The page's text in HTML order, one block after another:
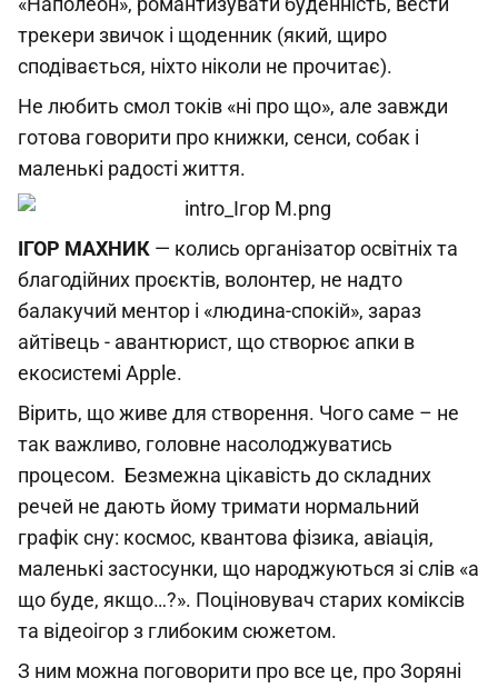
трекери звичок і щоденник (який, щиро
сподівається, ніхто ніколи не прочитає).
Не любить смол токів «ні про що», але завжди
готова говорити про книжки, сенси, собак і
маленькі радості життя.
ІГОР МАХНИК — колись організатор освітніх та
благодійних проєктів, волонтер, не надто
балакучий ментор і «людина-спокій», зараз
айтівець - авантюрист, що створює апки в
екосистемі Apple.
Вірить, що живе для створення. Чого саме – не
так важливо, головне насолоджуватись
процесом. Безмежна цікавість до складних
речей не дають йому тримати нормальний
графік сну: космос, квантова фізика, авіація,
маленькі застосунки, що народжуються зі слів «а
що буде, якщо…?». Поціновувач старих коміксів
та відеоігор з глибоким сюжетом.
З ним можна поговорити про все це, про Зоряні